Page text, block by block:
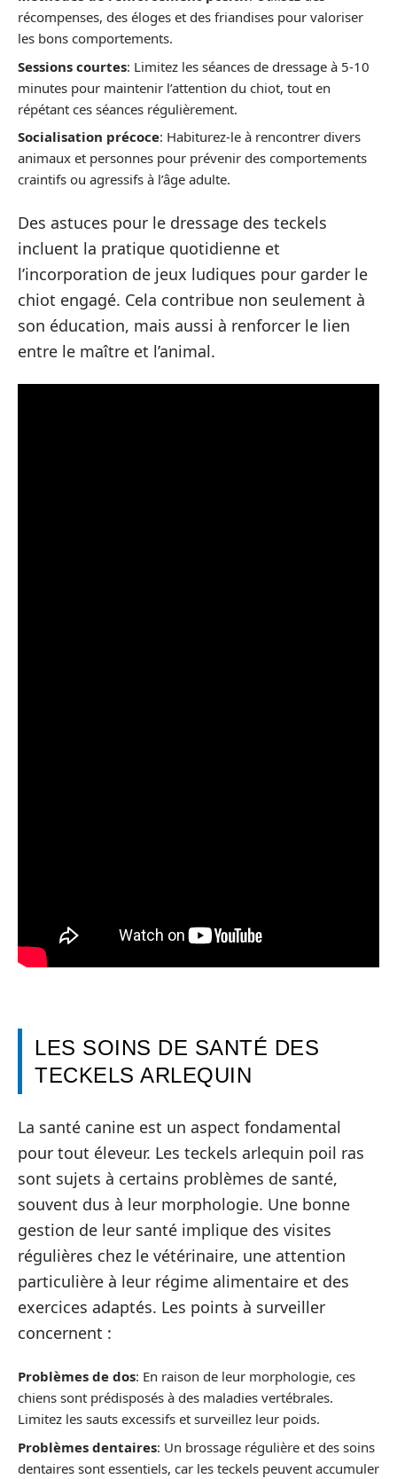
récompenses, des éloges et des friandises pour valoriser
les bons comportements.
Sessions courtes: Limitez les séances de dressage à 5-10
minutes pour maintenir l’attention du chiot, tout en
répétant ces séances régulièrement.
Socialisation précoce: Habiturez-le à rencontrer divers
animaux et personnes pour prévenir des comportements
craintifs ou agressifs à l’âge adulte.
Des astuces pour le dressage des teckels
incluent la pratique quotidienne et
l’incorporation de jeux ludiques pour garder le
chiot engagé. Cela contribue non seulement à
son éducation, mais aussi à renforcer le lien
entre le maître et l’animal.
LES SOINS DE SANTÉ DES
TECKELS ARLEQUIN
La santé canine est un aspect fondamental
pour tout éleveur. Les teckels arlequin poil ras
sont sujets à certains problèmes de santé,
souvent dus à leur morphologie. Une bonne
gestion de leur santé implique des visites
régulières chez le vétérinaire, une attention
particulière à leur régime alimentaire et des
exercices adaptés. Les points à surveiller
concernent :
Problèmes de dos: En raison de leur morphologie, ces
chiens sont prédisposés à des maladies vertébrales.
Limitez les sauts excessifs et surveillez leur poids.
Problèmes dentaires: Un brossage régulière et des soins
dentaires sont essentiels, car les teckels peuvent accumuler